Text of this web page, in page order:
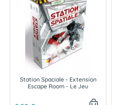
Station Spaciale - Extension
Escape Room - Le Jeu